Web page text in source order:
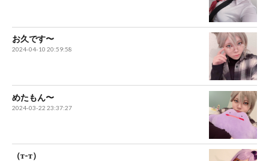
お久です〜
2024-04-10 20:59:58
めたもん〜
2024-03-22 23:37:27
（т-т）